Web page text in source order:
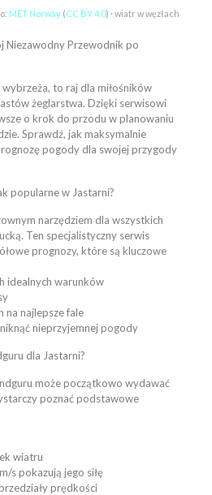
MET Norway(CC BY 4.0) · wiatr w węzłach
Niezawodny Przewodnik po
wybrzeża, to raj dla miłośników
żeglarstwa. Dzięki serwisowi
o krok do przodu w planowaniu
Sprawdź, jak maksymalnie
pogody dla swojej przygody
popularne w Jastarni?
narzędziem dla wszystkich
Ten specjalistyczny serwis
prognozy, które są kluczowe
idealnych warunków
na najlepsze fale
nieprzyjemnej pogody
dla Jastarni?
może początkowo wydawać
poznać podstawowe
wiatru
s pokazują jego siłę
prędkości